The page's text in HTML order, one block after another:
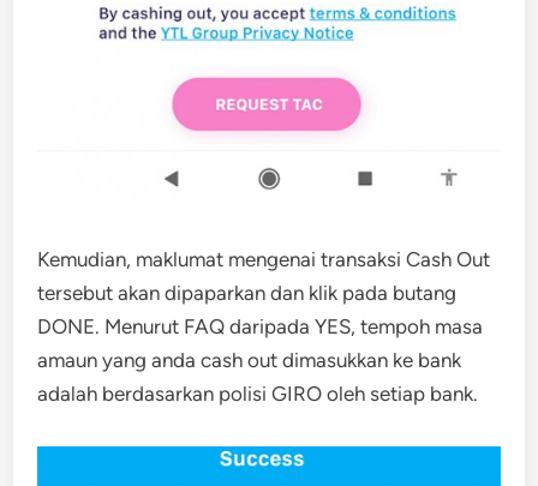
Kemudian, maklumat mengenai transaksi Cash Out
tersebut akan dipaparkan dan klik pada butang
DONE. Menurut FAQ daripada YES, tempoh masa
amaun yang anda cash out dimasukkan ke bank
adalah berdasarkan polisi GIRO oleh setiap bank.